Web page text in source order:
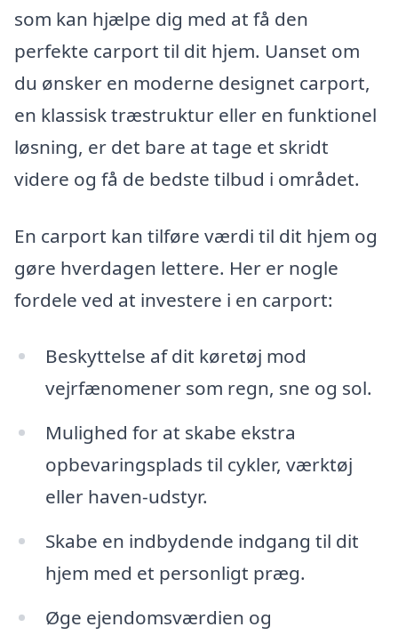
som kan hjælpe dig med at få den
perfekte carport til dit hjem. Uanset om
du ønsker en moderne designet carport,
en klassisk træstruktur eller en funktionel
løsning, er det bare at tage et skridt
videre og få de bedste tilbud i området.
En carport kan tilføre værdi til dit hjem og
gøre hverdagen lettere. Her er nogle
fordele ved at investere i en carport:
Beskyttelse af dit køretøj mod
vejrfænomener som regn, sne og sol.
Mulighed for at skabe ekstra
opbevaringsplads til cykler, værktøj
eller haven-udstyr.
Skabe en indbydende indgang til dit
hjem med et personligt præg.
Øge ejendomsværdien og